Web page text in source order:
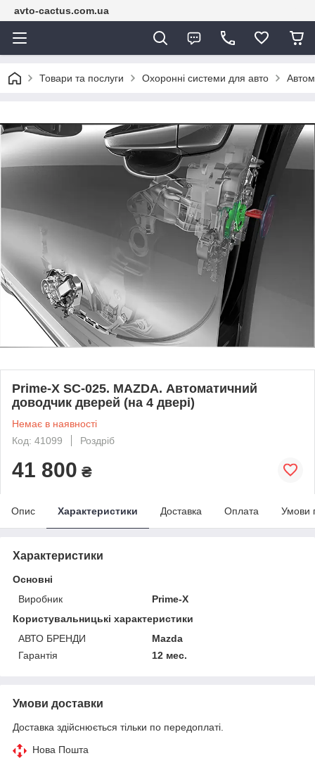
avto-cactus.com.ua
Товари та послуги Охоронні системи для авто
Prime-X SC-025. MAZDA. Автоматичний
доводчик дверей (на 4 двері)
Немає в наявності
Код: 41099
Роздріб
41 800 ₴
Опис Характеристики Доставка Оплата Умови
Характеристики
Основні
Виробник
Prime-X
Користувальницькі характеристики
АВТО БРЕНДИ
Mazda
Гарантія
12 мес.
Умови доставки
Доставка здійснюється тільки по передоплаті.
Нова Пошта